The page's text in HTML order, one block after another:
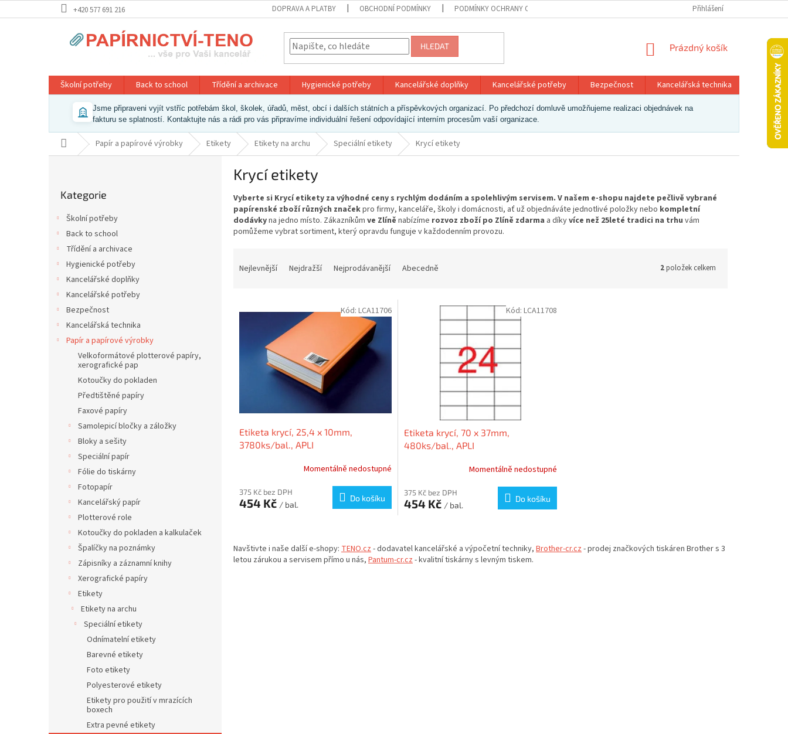
na
+420 577 691 216 DOPRAVA A PLATBY OBCHODNÍ PODMÍNKY PODMÍNKY OCHRANY OSOBNÍCH ÚDAJŮ Přihlášení
HLEDAT
NÁKUPNÍ
Prázdný košík
Školní potřeby Back to school Třídění a archivace Hygienické potřeby Kancelářské doplňky Kancelářské potřeby Bezpečnost Kancelářská technika Papír a
Jsme připraveni vyjít vstříc potřebám škol, školek, úřadů, měst, obcí i dalších státních a příspěvkových organizací. Po předchozí domluvě umožňujeme realizaci objednávek na
fakturu se splatností. Kontaktujte nás a rádi pro vás připravíme individuální řešení odpovídající interním procesům vaší organizace.
Domů Papír a papírové výrobky Etikety Etikety na archu Speciální etikety Krycí etikety
kategorie
Kategorie
Školní potřeby
Back to school
Třídění a archivace
Hygienické potřeby
Kancelářské doplňky
Kancelářské potřeby
Bezpečnost
Kancelářská technika
Papír a papírové výrobky
Velkoformátové plotterové papíry,
xerografické pap
Kotoučky do pokladen
Předtištěné papíry
Faxové papíry
Samolepicí bločky a záložky
Bloky a sešity
Speciální papír
Fólie do tiskárny
Fotopapír
Kancelářský papír
Plotterové role
Kotoučky do pokladen a kalkulaček
Špalíčky na poznámky
Zápisníky a záznamní knihy
Xerografické papíry
Etikety
Etikety na archu
Speciální etikety
Odnímatelní etikety
Barevné etikety
Foto etikety
Polyesterové etikety
Etikety pro použití v mrazících
boxech
Extra pevné etikety
Krycí etikety
Vyberte si Krycí etikety za výhodné ceny s rychlým dodáním a spolehlivým servisem. V našem e-shopu najdete pečlivě vybrané
papírenské zboží různých značekpro firmy, kanceláře, školy i domácnosti, ať už objednáváte jednotlivé položky nebo kompletní
dodávkyna jedno místo. Zákazníkům ve Zlíně nabízíme rozvoz zboží po Zlíně zdarma a díkyvíce než 25leté tradici na trhu vám
pomůžeme vybrat sortiment, který opravdu funguje v každodenním provozu.
Nejlevnější Nejdražší Nejprodávanější Abecedně 2položek celkem
Etiketa krycí, 25,4 x 10mm,
3780ks/bal., APLI
Momentálně nedostupné
375 Kč bez DPH
454 Kč / bal.
Do košíku
Kód: LCA11706
Etiketa krycí, 70 x 37mm,
480ks/bal., APLI
Momentálně nedostupné
375 Kč bez DPH
454 Kč / bal.
Do košíku
Kód: LCA11708
v
l
á
Navštivte i naše další e-shopy: TENO.cz- dodavatel kancelářské a výpočetní techniky, Brother-cr.cz- prodej značkových tiskáren Brother s 3
letou zárukou a servisem přímo u nás, Pantum-cr.cz- kvalitní tiskárny s levným tiskem.